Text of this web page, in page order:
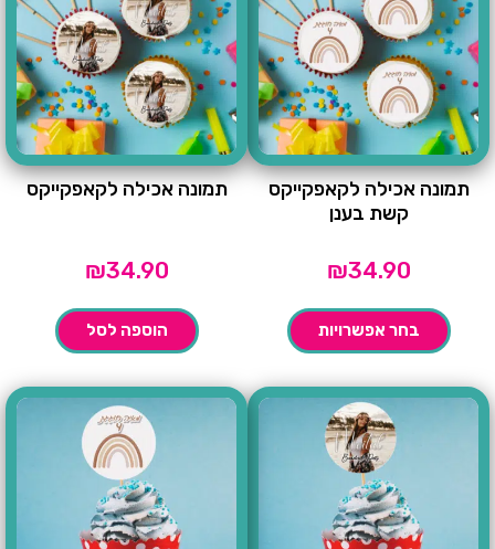
תמונה אכילה לקאפקייקס
קשת בענן
₪34.90
בחר אפשרויות
תמונה אכילה לקאפקייקס
₪34.90
הוספה לסל